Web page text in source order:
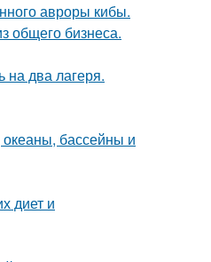
авроры кибы.
общего бизнеса.
два лагеря.
бассейны и
диет и